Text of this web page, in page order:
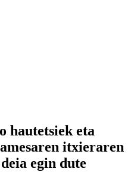
hautetsiek eta
itxieraren
egin dute